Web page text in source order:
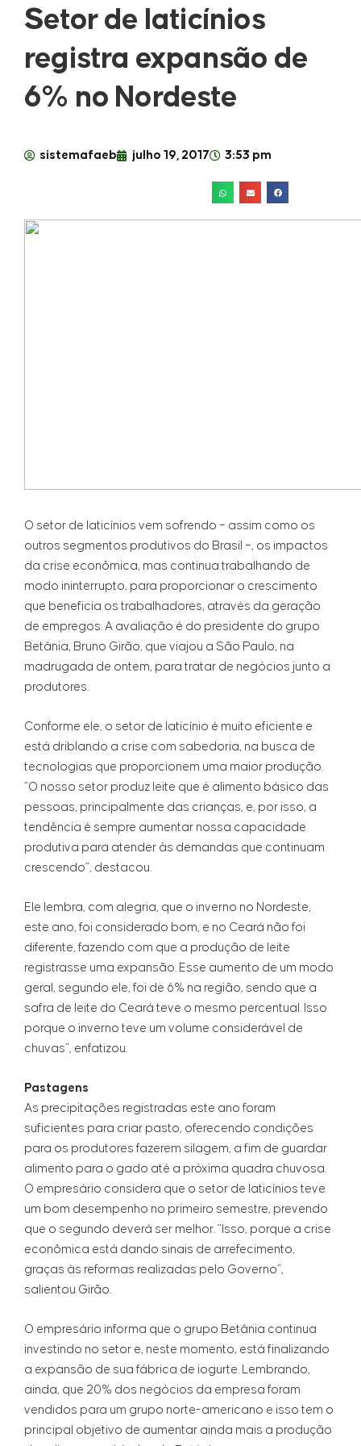
Setor de laticínios
registra expansão de
6% no Nordeste
sistemafaeb julho 19, 2017 3:53 pm
O setor de laticínios vem sofrendo – assim como os
outros segmentos produtivos do Brasil –, os impactos
da crise econômica, mas continua trabalhando de
modo ininterrupto, para proporcionar o crescimento
que beneficia os trabalhadores, através da geração
de empregos. A avaliação é do presidente do grupo
Betânia, Bruno Girão, que viajou a São Paulo, na
madrugada de ontem, para tratar de negócios junto a
produtores.
Conforme ele, o setor de laticínio é muito eficiente e
está driblando a crise com sabedoria, na busca de
tecnologias que proporcionem uma maior produção.
“O nosso setor produz leite que é alimento básico das
pessoas, principalmente das crianças, e, por isso, a
tendência é sempre aumentar nossa capacidade
produtiva para atender às demandas que continuam
crescendo”, destacou.
Ele lembra, com alegria, que o inverno no Nordeste,
este ano, foi considerado bom, e no Ceará não foi
diferente, fazendo com que a produção de leite
registrasse uma expansão. Esse aumento de um modo
geral, segundo ele, foi de 6% na região, sendo que a
safra de leite do Ceará teve o mesmo percentual. Isso
porque o inverno teve um volume considerável de
chuvas”, enfatizou.
Pastagens
As precipitações registradas este ano foram
suficientes para criar pasto, oferecendo condições
para os produtores fazerem silagem, a fim de guardar
alimento para o gado até a próxima quadra chuvosa.
O empresário considera que o setor de laticínios teve
um bom desempenho no primeiro semestre, prevendo
que o segundo deverá ser melhor. “Isso, porque a crise
econômica está dando sinais de arrefecimento,
graças às reformas realizadas pelo Governo”,
salientou Girão.
O empresário informa que o grupo Betânia continua
investindo no setor e, neste momento, está finalizando
a expansão de sua fábrica de iogurte. Lembrando,
ainda, que 20% dos negócios da empresa foram
vendidos para um grupo norte-americano e isso tem o
principal objetivo de aumentar ainda mais a produção